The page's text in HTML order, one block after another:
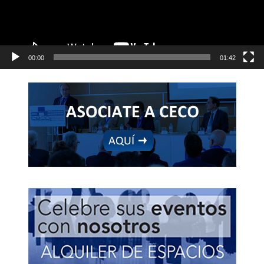
00:00 01:42